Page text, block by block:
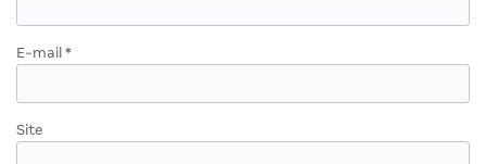
E-mail *
Site